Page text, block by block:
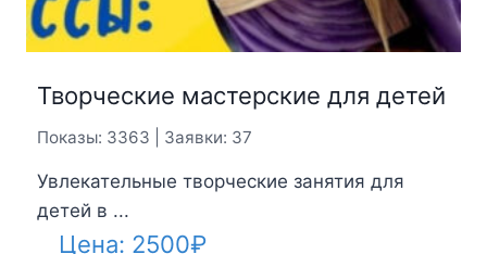
Творческие мастерские для детей
Показы: 3363 | Заявки: 37
Увлекательные творческие занятия для
детей в ...
Цена: 2500₽